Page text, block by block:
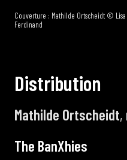
Couverture : Mathilde Ortscheidt ©
Ferdinand
Distribution
Mathilde Ortscheidt,
The BanXhies